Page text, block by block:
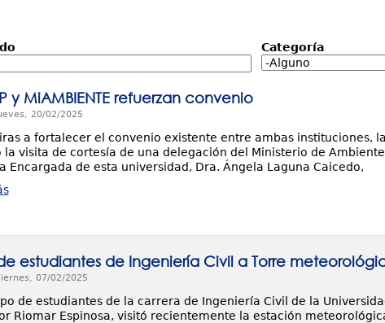
Categoría
y MiAMBIENTE refuerzan convenio
20/02/2025
a fortalecer el convenio existente entre ambas instituciones,
la visita de cortesía de una delegación del Ministerio de
Encargada de esta universidad, Dra. Ángela Laguna Caicedo,
estudiantes de Ingeniería Civil a Torre
07/02/2025
de estudiantes de la carrera de Ingeniería Civil de la
Riomar Espinosa, visitó recientemente la estación